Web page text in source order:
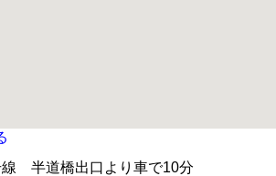
線 半道橋出口より車で10分